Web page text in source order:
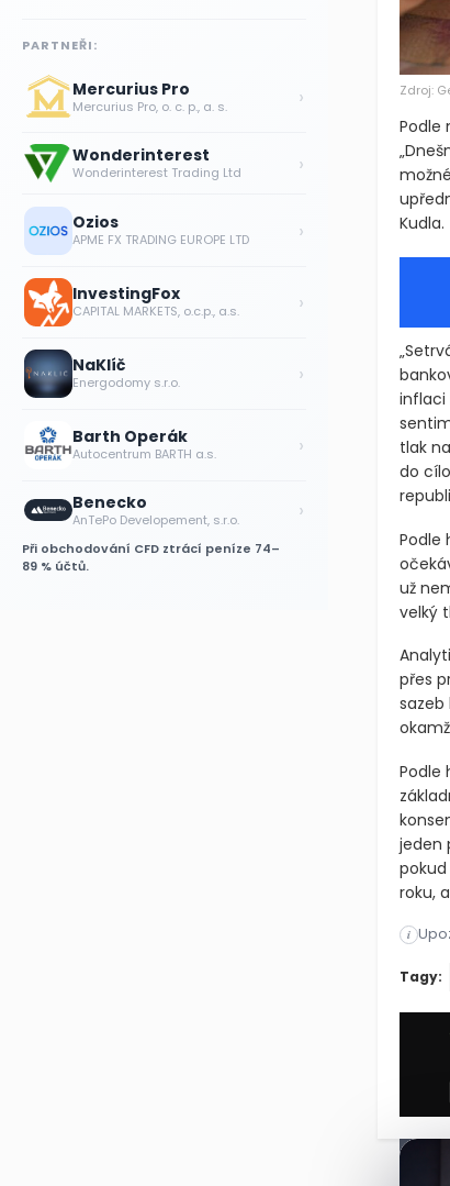
Zdroj:
Podle
Kudla.
inflaci
tlak
do
Podle
už
velký
přes
sazeb
Podle
jeden
roku,
i
Tagy:
PARTNEŘI:
Mercurius Pro
Mercurius Pro, o. c. p., a. s. ›
Wonderinterest
Wonderinterest Trading Ltd ›
Ozios
APME FX TRADING EUROPE LTD ›
InvestingFox
CAPITAL MARKETS, o.c.p., a.s. ›
NaKlíč
Energodomy s.r.o. ›
Barth Operák
Autocentrum BARTH a.s. ›
Benecko
AnTePo Developement, s.r.o. ›
Při obchodování CFD ztrácí peníze 74–
89 % účtů.